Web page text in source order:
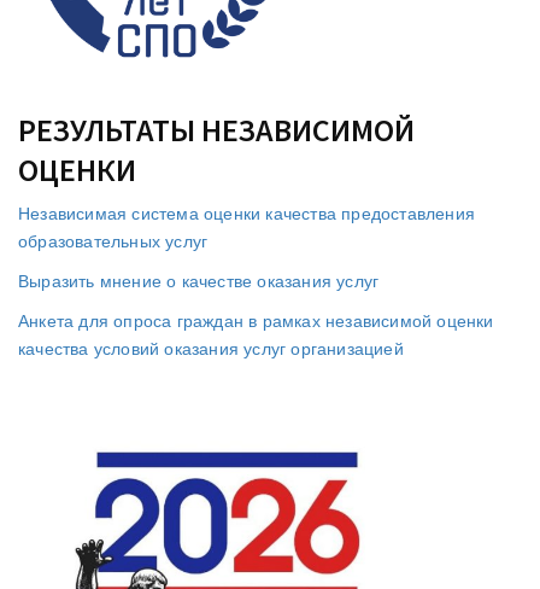
РЕЗУЛЬТАТЫ НЕЗАВИСИМОЙ
ОЦЕНКИ
Независимая система оценки качества предоставления
образовательных услуг
Выразить мнение о качестве оказания услуг
Анкета для опроса граждан в рамках независимой оценки
качества условий оказания услуг организацией